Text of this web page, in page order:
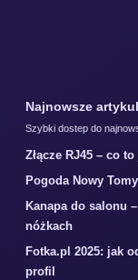
Najnowsze
Szybki dostep do
Złącze RJ45 – co
Pogoda Nowy
Kanapa do salonu
nóżkach
Fotka.pl 2025: jak
profil